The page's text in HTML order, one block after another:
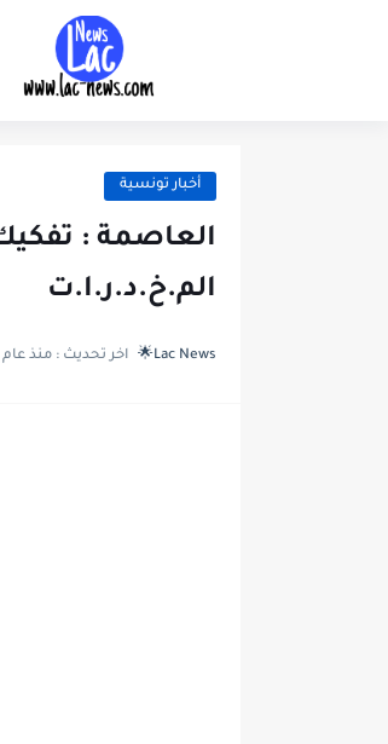
أخبار تونسية
العاصمة :
الم.خ.د.ر.ا.ت
Lac News🌟 اخر تحديث : منذ عام